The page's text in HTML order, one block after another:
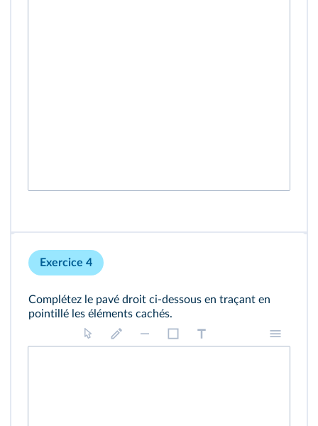
Exercice 4
Complétez le pavé droit ci-dessous en traçant en
pointillé les éléments cachés.